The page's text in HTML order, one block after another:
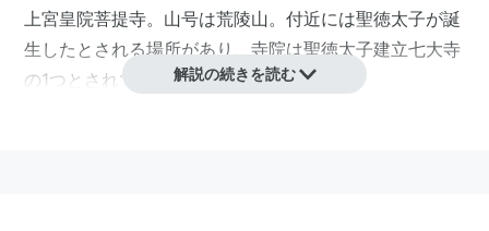
上宮皇院菩提寺。山号は荒陵山。付近には聖徳太子が誕
生したとされる場所があり、寺院は聖徳太子建立七大寺
の1つとされている。解説の続きを読む